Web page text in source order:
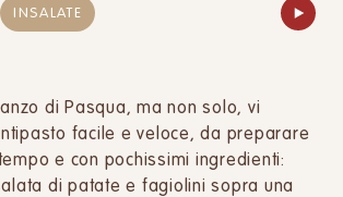
INSALATE
di Pasqua, ma non solo, vi
facile e veloce, da preparare
e con pochissimi ingredienti:
di patate e fagiolini sopra una